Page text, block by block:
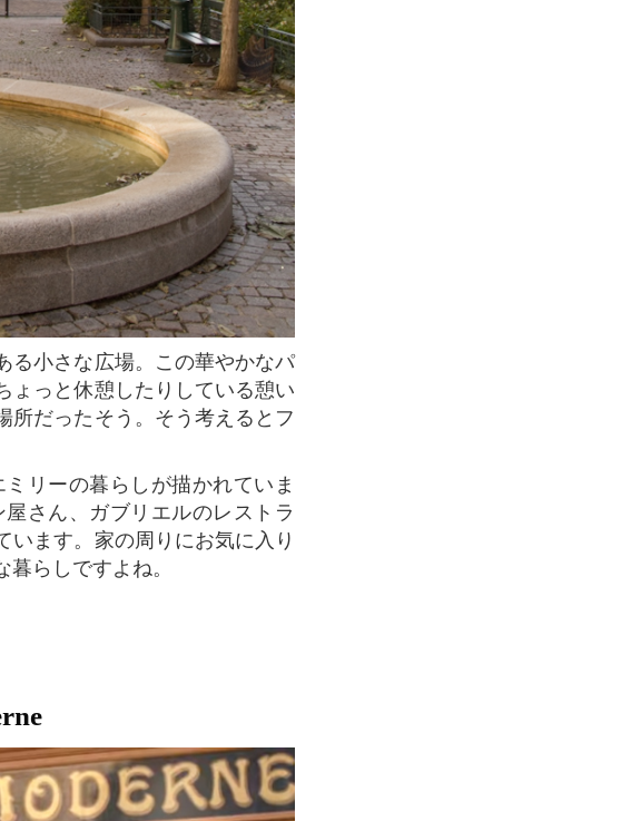
ょっと休憩したりしている憩い
所だったそう。そう考えるとフ
さん、ガブリエルのレストラ
います。家の周りにお気に入り
らしですよね。